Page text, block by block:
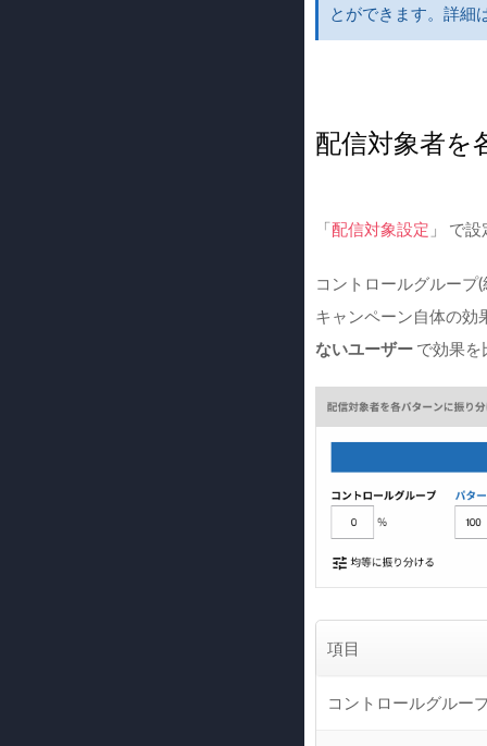
とができます。詳細
配信対象者を
「配信対象設定 」 で
コントロールグループ
キャンペーン自体の
ないユーザー で効果を
項目
コントロールグルー